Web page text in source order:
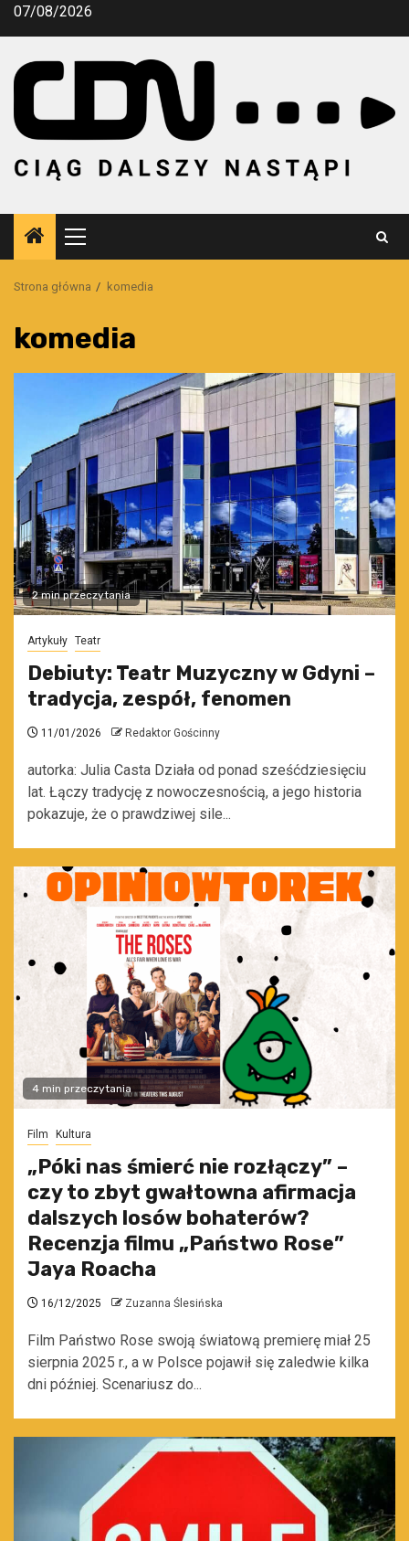
Przejdź
07/08/2026
Menu
główne
Strona główna komedia
komedia
2 min przeczytania
Artykuły Teatr
Debiuty: Teatr Muzyczny w Gdyni –
tradycja, zespół, fenomen
11/01/2026 Redaktor Gościnny
autorka: Julia Casta Działa od ponad sześćdziesięciu
lat. Łączy tradycję z nowoczesnością, a jego historia
pokazuje, że o prawdziwej sile...
4 min przeczytania
Film Kultura
„Póki nas śmierć nie rozłączy” –
czy to zbyt gwałtowna afirmacja
dalszych losów bohaterów?
Recenzja filmu „Państwo Rose”
Jaya Roacha
16/12/2025 Zuzanna Ślesińska
Film Państwo Rose swoją światową premierę miał 25
sierpnia 2025 r., a w Polsce pojawił się zaledwie kilka
dni później. Scenariusz do...